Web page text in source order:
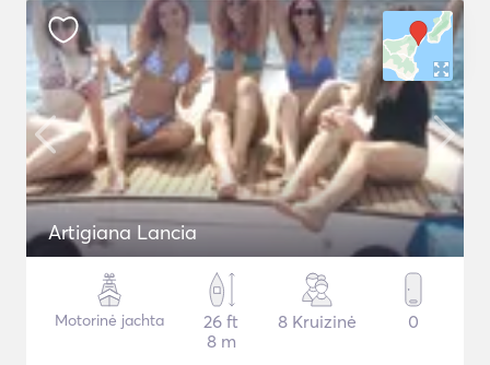
Artigiana Lancia
Motorinė jachta
26 ft
8 m
8 Kruizinė 0